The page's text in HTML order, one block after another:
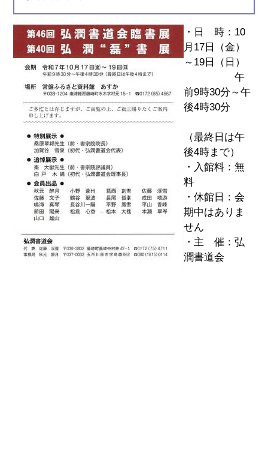
・日 時：10
月17日（金）
～19日（日）
午
前9時30分～午
後4時30分
（最終日は午
後4時まで）
・入館料：無
料
・休館日：会
期中はありま
せん
・主 催：弘
潤書道会